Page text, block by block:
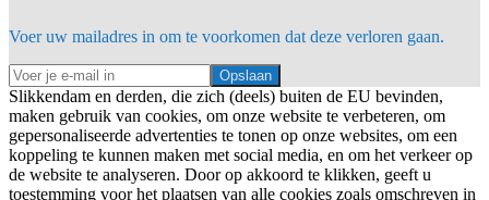
Voer uw mailadres in om te voorkomen dat deze verloren gaan.
Opslaan
Slikkendam en derden, die zich (deels) buiten de EU bevinden,
maken gebruik van cookies, om onze website te verbeteren, om
gepersonaliseerde advertenties te tonen op onze websites, om een
koppeling te kunnen maken met social media, en om het verkeer op
de website te analyseren. Door op akkoord te klikken, geeft u
toestemming voor het plaatsen van alle cookies zoals omschreven in